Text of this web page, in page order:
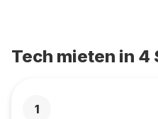
Tech mieten in 4
1